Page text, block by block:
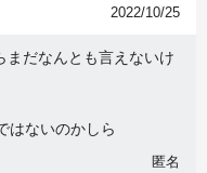
2022/10/25
まだなんとも言えないけ
はないのかしら
匿名